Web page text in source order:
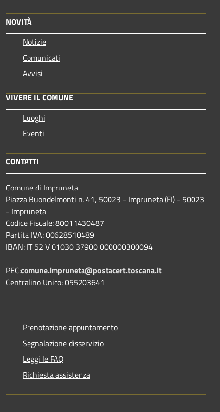
NOVITÀ
Notizie
Comunicati
Avvisi
VIVERE IL COMUNE
Luoghi
Eventi
CONTATTI
Comune di Impruneta
Piazza Buondelmonti n. 41, 50023 - Impruneta (FI) - 50023
- Impruneta
Codice Fiscale: 80011430487
Partita IVA: 00628510489
IBAN: IT 52 V 01030 37900 000000300094
PEC:comune.impruneta@postacert.toscana.it
Centralino Unico: 055203641
Prenotazione appuntamento
Segnalazione disservizio
Leggi le FAQ
Richiesta assistenza